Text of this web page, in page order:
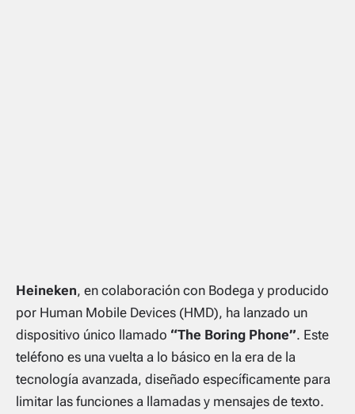
Heineken, en colaboración con Bodega y producido
por Human Mobile Devices (HMD), ha lanzado un
dispositivo único llamado “The Boring Phone”. Este
teléfono es una vuelta a lo básico en la era de la
tecnología avanzada, diseñado específicamente para
limitar las funciones a llamadas y mensajes de texto.